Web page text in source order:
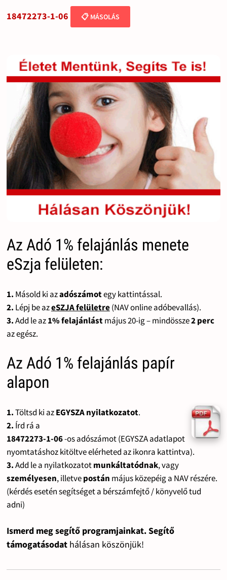
18472273-1-06 📋 MÁSOLÁS
Az Adó 1% felajánlás menete
eSzja felületen:
1. Másold ki azadószámotegy kattintással.
2. Lépj be azeSZJA felületre(NAV online adóbevallás).
3.Add le az1% felajánlástmájus 20-ig – mindössze2 perc
az egész.
Az Adó 1% felajánlás papír
alapon
1.Töltsd ki azEGYSZA nyilatkozatot.
2. Írd rá a
18472273-1-06-os adószámot (EGYSZA adatlapot
nyomtatáshoz kitöltve elérheted az ikonra kattintva).
3.Add le a nyilatkozatotmunkáltatódnak, vagy
személyesen, illetvepostán május közepéig a NAV részére.
(kérdés esetén segítséget a bérszámfejtő / könyvelő tud
adni)
Ismerd meg segítő programjainkat. Segítő
támogatásodat hálásan köszönjük!